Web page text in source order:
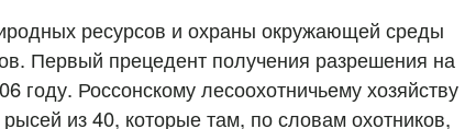
ресурсов и охраны окружающей среды
Первый прецедент получения разрешения на
году. Россонскому лесоохотничьему хозяйству
из 40, которые там, по словам охотников,